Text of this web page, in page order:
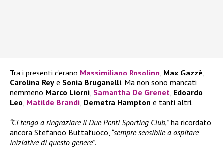
Tra i presenti c’erano Massimiliano Rosolino, Max Gazzè,
Carolina Rey e Sonia Bruganelli. Ma non sono mancati
nemmeno Marco Liorni, Samantha De Grenet, Edoardo
Leo, Matilde Brandi, Demetra Hampton e tanti altri.
“Ci tengo a ringraziare il Due Ponti Sporting Club,”ha ricordato
ancora Stefanoo Buttafuoco, “sempre sensibile a ospitare
iniziative di questo genere”.